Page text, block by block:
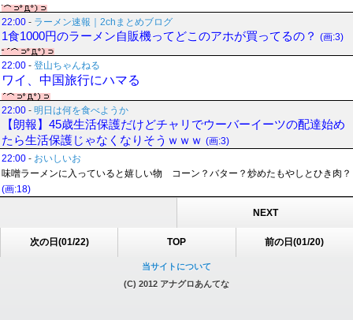
22:00 - ラーメン速報｜2chまとめブログ
1食1000円のラーメン自販機ってどこのアホが買ってるの？ (画:3)
22:00 - 登山ちゃんねる
ワイ、中国旅行にハマる
22:00 - 明日は何を食べようか
【朗報】45歳生活保護だけどチャリでウーバーイーツの配達始め
たら生活保護じゃなくなりそうｗｗｗ (画:3)
22:00 - おいしいお
味噌ラーメンに入っていると嬉しい物 コーン？バター？炒めたもやしとひき肉？
(画:18)
NEXT
次の日(01/22) TOP 前の日(01/20)
当サイトについて
(C) 2012 アナグロあんてな